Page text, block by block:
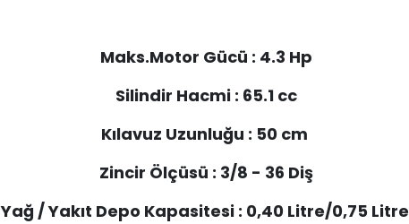
Maks.Motor Gücü : 4.3 Hp
Silindir Hacmi : 65.1 cc
Kılavuz Uzunluğu : 50 cm
Zincir Ölçüsü : 3/8 - 36 Diş
Yağ / Yakıt Depo Kapasitesi : 0,40 Litre/0,75 Litre